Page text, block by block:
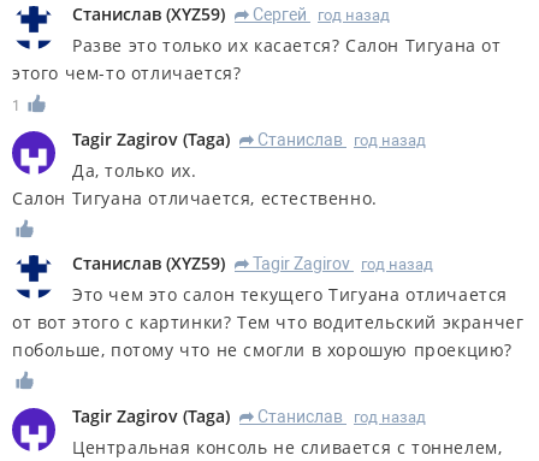
Станислав (XYZ59) R Сергей год назад
Разве это только их касается? Салон Тигуана от
этого чем-то отличается?
1
Tagir Zagirov (Taga) R Станислав год назад
Да, только их.
Салон Тигуана отличается, естественно.
Станислав (XYZ59) R Tagir Zagirov год назад
Это чем это салон текущего Тигуана отличается
от вот этого с картинки? Тем что водительский экранчег
побольше, потому что не смогли в хорошую проекцию?
Tagir Zagirov (Taga) R Станислав год назад
Центральная консоль не сливается с тоннелем,